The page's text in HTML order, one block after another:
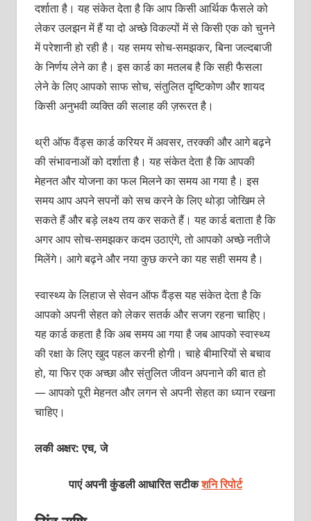
दर्शाता है। यह संकेत देता है कि आप किसी आर्थिक फैसले को
लेकर उलझन में हैं या दो अच्छे विकल्पों में से किसी एक को चुनने
में परेशानी हो रही है। यह समय सोच-समझकर, बिना जल्दबाजी
के निर्णय लेने का है। इस कार्ड का मतलब है कि सही फैसला
लेने के लिए आपको साफ सोच, संतुलित दृष्टिकोण और शायद
किसी अनुभवी व्यक्ति की सलाह की ज़रूरत है।
थ्री ऑफ वैंड्स कार्ड करियर में अवसर, तरक्की और आगे बढ़ने
की संभावनाओं को दर्शाता है। यह संकेत देता है कि आपकी
मेहनत और योजना का फल मिलने का समय आ गया है। इस
समय आप अपने सपनों को सच करने के लिए थोड़ा जोखिम ले
सकते हैं और बड़े लक्ष्य तय कर सकते हैं। यह कार्ड बताता है कि
अगर आप सोच-समझकर कदम उठाएंगे, तो आपको अच्छे नतीजे
मिलेंगे। आगे बढ़ने और नया कुछ करने का यह सही समय है।
स्वास्थ्य के लिहाज से सेवन ऑफ वैंड्स यह संकेत देता है कि
आपको अपनी सेहत को लेकर सतर्क और सजग रहना चाहिए।
यह कार्ड कहता है कि अब समय आ गया है जब आपको स्वास्थ्य
की रक्षा के लिए खुद पहल करनी होगी। चाहे बीमारियों से बचाव
हो, या फिर एक अच्छा और संतुलित जीवन अपनाने की बात हो
— आपको पूरी मेहनत और लगन से अपनी सेहत का ध्यान रखना
चाहिए।
लकी अक्षर: एच, जे
पाएं अपनी कुंडली आधारित सटीकशनि रिपोर्ट